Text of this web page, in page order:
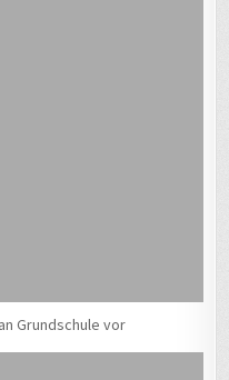
Grundschule vor